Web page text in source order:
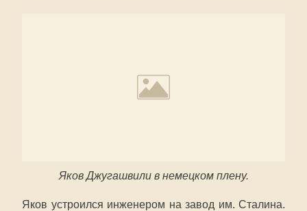
Яков Джугашвили в немецком плену.
Яков устроился инженером на завод им. Сталина.